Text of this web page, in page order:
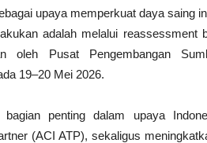
upaya memperkuat daya saing
adalah melalui reassessment
oleh Pusat Pengembangan
19–20 Mei 2026.
bagian penting dalam upaya
(ACI ATP), sekaligus